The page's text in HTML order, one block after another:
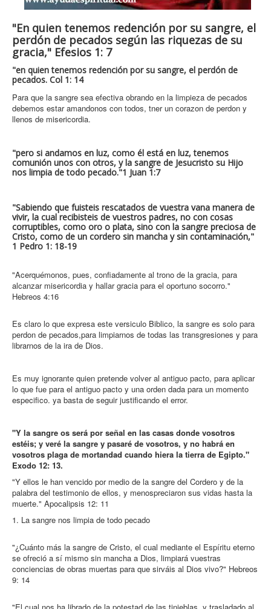
"En quien tenemos redención por su sangre, el
perdón de pecados según las riquezas de su
gracia," Efesios 1: 7
"en quien tenemos redención por su sangre, el perdón de
pecados. Col 1: 14
Para que la sangre sea efectiva obrando en la limpieza de pecados
debemos estar amandonos con todos, tner un corazon de perdon y
llenos de misericordia.
"pero si andamos en luz, como él está en luz, tenemos
comunión unos con otros, y la sangre de Jesucristo su Hijo
nos limpia de todo pecado."1 Juan 1:7
"Sabiendo que fuisteis rescatados de vuestra vana manera de
vivir, la cual recibisteis de vuestros padres, no con cosas
corruptibles, como oro o plata, sino con la sangre preciosa de
Cristo, como de un cordero sin mancha y sin contaminación,"
1 Pedro 1: 18-19
"Acerquémonos, pues, confiadamente al trono de la gracia, para
alcanzar misericordia y hallar gracia para el oportuno socorro."
Hebreos 4:16
Es claro lo que expresa este versiculo Biblico, la sangre es solo para
perdon de pecados,para limpiarnos de todas las transgresiones y para
librarnos de la ira de Dios.
Es muy ignorante quien pretende volver al antiguo pacto, para aplicar
lo que fue para el antiguo pacto y una orden dada para un momento
especifico. ya basta de seguir justificando el error.
"Y la sangre os será por señal en las casas donde vosotros
estéis; y veré la sangre y pasaré de vosotros, y no habrá en
vosotros plaga de mortandad cuando hiera la tierra de Egipto."
Exodo 12: 13.
"Y ellos le han vencido por medio de la sangre del Cordero y de la
palabra del testimonio de ellos, y menospreciaron sus vidas hasta la
muerte." Apocalipsis 12: 11
1. La sangre nos limpia de todo pecado
"¿Cuánto más la sangre de Cristo, el cual mediante el Espíritu eterno
se ofreció a sí mismo sin mancha a Dios, limpiará vuestras
conciencias de obras muertas para que sirváis al Dios vivo?" Hebreos
9: 14